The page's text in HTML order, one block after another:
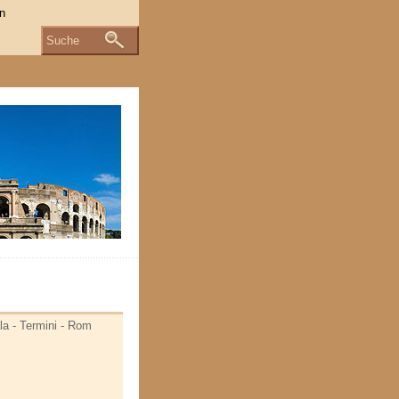
- Termini - Rom
Suche